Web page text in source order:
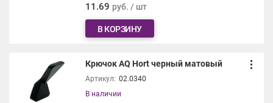
11.69 руб. / шт
В КОРЗИНУ
Крючок AQ Hort черный матовый
Артикул: 02.0340
В наличии